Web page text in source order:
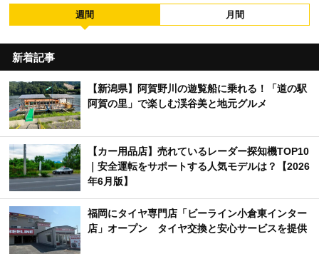
週間 月間
新着記事
【新潟県】阿賀野川の遊覧船に乗れる！「道の駅
阿賀の里」で楽しむ渓谷美と地元グルメ
【カー用品店】売れているレーダー探知機TOP10
｜安全運転をサポートする人気モデルは？【2026
年6月版】
福岡にタイヤ専門店「ビーライン小倉東インター
店」オープン タイヤ交換と安心サービスを提供